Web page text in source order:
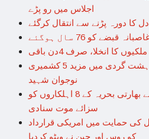
اجلاس میں رو پڑے
کا دورہ پڑنے سے انتقال کرگئے
کو 76 سال ہوگئے
کا انخلا، صرف 4دن باقی
بھارتی فوج کی ریاستی دہشت گردی میں مزید 5 کشمیری
نوجوان شہید
جاسوسی کا الزام ثابت، قطر نے بھارتی بحریہ کے 8 اہلکاروں کو
سزائے موت سنادی
کی حمایت میں امریکی قرارداد
کو روس اور چین نے ویٹو کردیا